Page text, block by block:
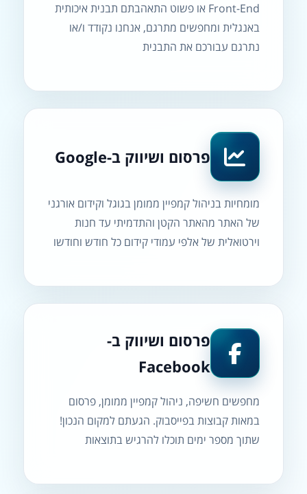
Front-End או פשוט התאהבתם תבנית איכותית
באנגלית ומחפשים מתרגם, אנחנו נקודד ו/או
נתרגם עבורכם את התבנית
פרסום ושיווק ב-Google
מומחיות בניהול קמפיין ממומן בגוגל וקידום אורגני
של האתר מהאתר הקטן והתדמיתי עד חנות
וירטואלית של אלפי עמודי קידום כל חודש וחודשו
פרסום ושיווק ב-
Facebook
מחפשים חשיפה, ניהול קמפיין ממומן, פרסום
במאות קבוצות בפייסבוק. הגעתם למקום הנכון!
שתוך מספר ימים תוכלו להרגיש בתוצאות